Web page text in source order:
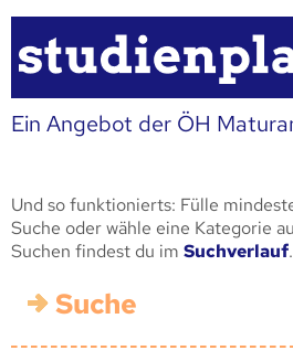
Ein Angebot der ÖH
Und so funktionierts: Fülle
Suche oder wähle eine Kategorie
Suchen findest du im Suchverlauf.
Suche